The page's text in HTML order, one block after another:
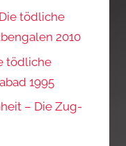
tödliche
2010
tödliche
1995
– Die Zug-